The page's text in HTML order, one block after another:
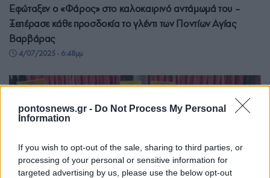
pontosnews.gr - Do Not Process My Personal
Information
If you wish to opt-out of the sale, sharing to third parties, or
processing of your personal or sensitive information for
targeted advertising by us, please use the below opt-out
Εφώταξεν ο «Φάρος» στο καλοκαιρινό αντάμωμά του –
Ξεπέρασε κάθε προσδοκία το γλέντι των Ποντίων Αγίας
Βαρβάρας
4/07/2025 - 6:48μμ